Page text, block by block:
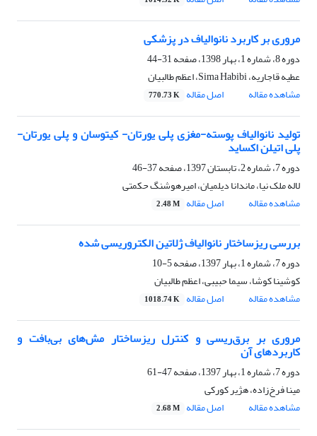
مروری بر کاربرد نانوالیاف در پزشکی
دوره 8، شماره 1، بهار 1398، صفحه
31-44
عطیه قاجاریه، Sima Habibi، اعظم طالبیان
مشاهده مقاله
اصل مقاله 770.73 K
تولید نانوالیاف پوسته-مغزی پلی یورتان- کیتوسان و پلی یورتان-
پلی اتیلن اکساید
دوره 7، شماره 2، تابستان 1397، صفحه
37-46
لاله ملک نیا، ماندانا دیلمیان، امیرهوشنگ حکمتی
مشاهده مقاله
اصل مقاله 2.48 M
بررسی ریزساختار نانوالیاف ژلاتین الکتروریسی شده
دوره 7، شماره 1، بهار 1397، صفحه
5-10
کوشینا کوشا، سیما حبیبی، اعظم طالبیان
مشاهده مقاله
اصل مقاله 1018.74 K
مروری بر برق‌ریسی و کنترل ریزساختار مش‌های بی‌بافت و
کاربردهای آن
دوره 7، شماره 1، بهار 1397، صفحه
47-61
مینا فرخ‌زاده، هژیر کورکی
مشاهده مقاله
اصل مقاله 2.68 M